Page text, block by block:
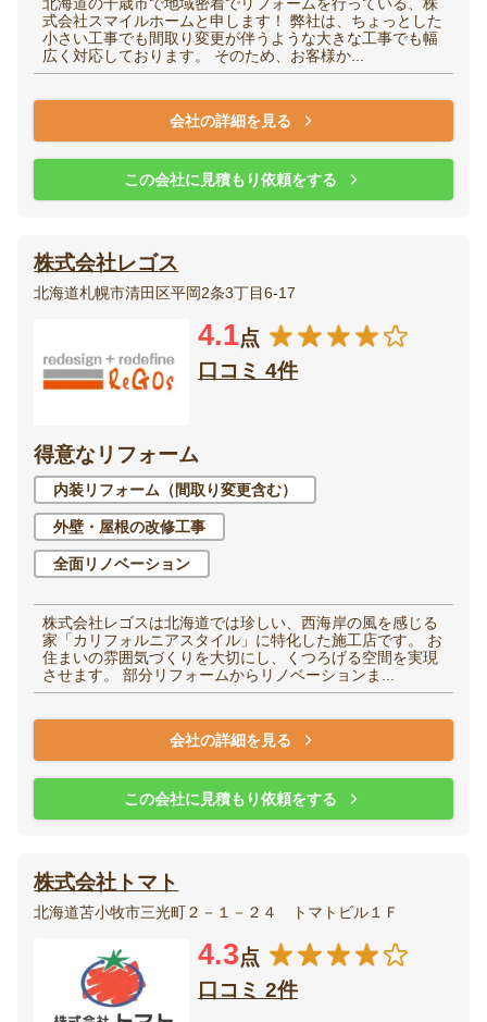
式会社スマイルホームと申します！ 弊社は、ちょっとした
小さい工事でも間取り変更が伴うような大きな工事でも幅
広く対応しております。 そのため、お客様か...
会社の詳細を見る
この会社に見積もり依頼をする
株式会社レゴス
北海道札幌市清田区平岡2条3丁目6-17
4.1点
口コミ 4件
得意なリフォーム
内装リフォーム（間取り変更含む）
外壁・屋根の改修工事
全面リノベーション
株式会社レゴスは北海道では珍しい、西海岸の風を感じる
家「カリフォルニアスタイル」に特化した施工店です。 お
住まいの雰囲気づくりを大切にし、くつろげる空間を実現
させます。 部分リフォームからリノベーションま...
会社の詳細を見る
この会社に見積もり依頼をする
株式会社トマト
北海道苫小牧市三光町２－１－２４ トマトビル１Ｆ
4.3点
口コミ 2件